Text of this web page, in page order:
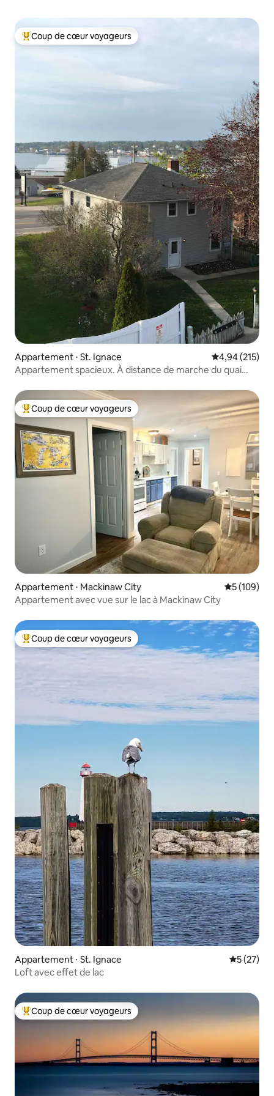
Coups de cœur voyageurs les plus appréciés
Coup de cœur voyageurs
Appartement ⋅ St. Ignace Évaluation
4,94 (215)
Appartement spacieux. À distance de marche du quai
Coups de cœur voyageurs les plus appréciés
Coup de cœur voyageurs
Appartement ⋅ Mackinaw City Évaluation
5 (109)
Appartement avec vue sur le lac à Mackinaw City
Coups de cœur voyageurs les plus appréciés
Coup de cœur voyageurs
Appartement ⋅ St. Ignace
5 (27)
Loft avec effet de lac
Coups de cœur voyageurs les plus appréciés
Coup de cœur voyageurs